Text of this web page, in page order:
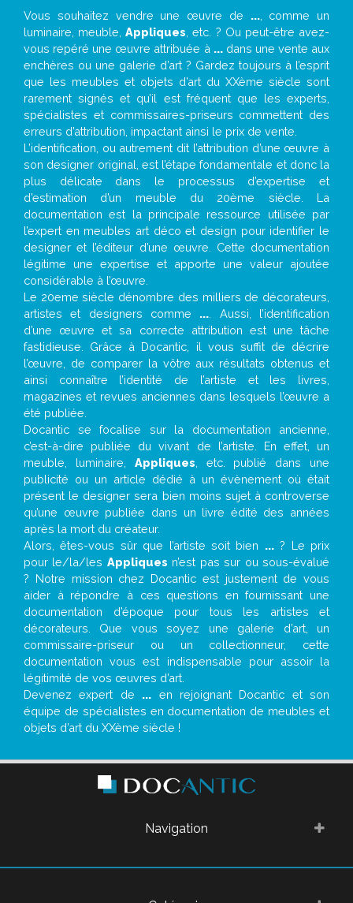
Vous souhaitez vendre une œuvre de ..., comme un
luminaire, meuble,Appliques , etc. ? Ou peut-être avez-
vous repéré une œuvre attribuée à ...dans une vente aux
enchères ou une galerie d’art ? Gardez toujours à l’esprit
que les meubles et objets d’art du XXème siècle sont
rarement signés et qu’il est fréquent que les experts,
spécialistes et commissaires-priseurs commettent des
erreurs d’attribution, impactant ainsi le prix de vente.
L’identification, ou autrement dit l’attribution d’une œuvre à
son designer original, est l’étape fondamentale et donc la
plus délicate dans le processus d’expertise et
d’estimation d’un meuble du 20ème siècle. La
documentation est la principale ressource utilisée par
l’expert en meubles art déco et design pour identifier le
designer et l’éditeur d’une œuvre. Cette documentation
légitime une expertise et apporte une valeur ajoutée
considérable à l’œuvre.
Le 20eme siècle dénombre des milliers de décorateurs,
artistes et designers comme ... . Aussi, l’identification
d’une œuvre et sa correcte attribution est une tâche
fastidieuse. Grâce à Docantic, il vous suffit de décrire
l’œuvre, de comparer la vôtre aux résultats obtenus et
ainsi connaître l’identité de l’artiste et les livres,
magazines et revues anciennes dans lesquels l’œuvre a
été publiée.
Docantic se focalise sur la documentation ancienne,
c’est-à-dire publiée du vivant de l’artiste. En effet, un
meuble, luminaire, Appliques , etc. publié dans une
publicité ou un article dédié à un évènement où était
présent le designer sera bien moins sujet à controverse
qu’une œuvre publiée dans un livre édité des années
après la mort du créateur.
Alors, êtes-vous sûr que l’artiste soit bien ...? Le prix
pour le/la/les Appliques n’est pas sur ou sous-évalué
? Notre mission chez Docantic est justement de vous
aider à répondre à ces questions en fournissant une
documentation d’époque pour tous les artistes et
décorateurs. Que vous soyez une galerie d’art, un
commissaire-priseur ou un collectionneur, cette
documentation vous est indispensable pour assoir la
légitimité de vos œuvres d’art.
Devenez expert de ... en rejoignant Docantic et son
équipe de spécialistes en documentation de meubles et
objets d’art du XXème siècle !
Navigation